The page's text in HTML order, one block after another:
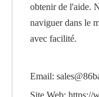
obtenir de l'aide.
naviguer dans le
avec facilité.
Email:
Site Web: https://